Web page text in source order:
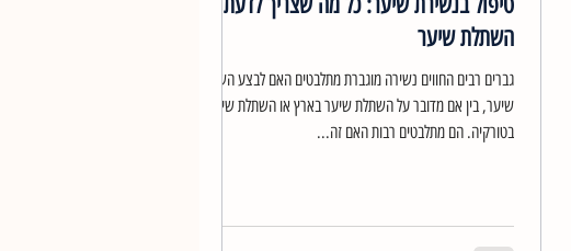
השתלת שיער
גברים רבים החווים נשירה מוגברת מתלבטים האם לבצע השתלת
שיער, בין אם מדובר על השתלת שיער בארץ או השתלת שיער
בטורקיה. הם מתלבטים רבות האם זה...